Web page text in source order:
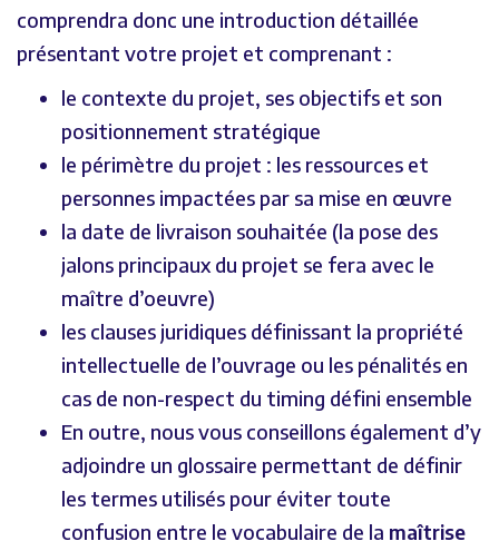
comprendra donc une introduction détaillée
présentant votre projet et comprenant :
le contexte du projet, ses objectifs et son
positionnement stratégique
le périmètre du projet : les ressources et
personnes impactées par sa mise en œuvre
la date de livraison souhaitée (la pose des
jalons principaux du projet se fera avec le
maître d’oeuvre)
les clauses juridiques définissant la propriété
intellectuelle de l’ouvrage ou les pénalités en
cas de non-respect du timing défini ensemble
En outre, nous vous conseillons également d’y
adjoindre un glossaire permettant de définir
les termes utilisés pour éviter toute
confusion entre le vocabulaire de la maîtrise